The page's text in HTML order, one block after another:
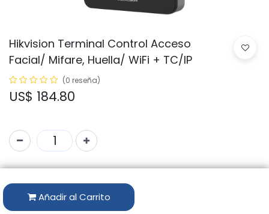
Hikvision Terminal Control Acceso
Facial/ Mifare, Huella/ WiFi + TC/IP
(0 reseña)
US$ 184.80
Añadir al Carrito
Código:
Marca:HIKVISION